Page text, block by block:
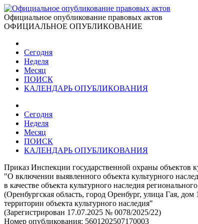
Официальное опубликование правовых актов
ОФИЦИАЛЬНОЕ ОПУБЛИКОВАНИЕ
Сегодня
Неделя
Месяц
ПОИСК
КАЛЕНДАРЬ ОПУБЛИКОВАНИЯ
Сегодня
Неделя
Месяц
ПОИСК
КАЛЕНДАРЬ ОПУБЛИКОВАНИЯ
Приказ Инспекции государственной охраны объектов
"О включении выявленного объекта культурного
в качестве объекта культурного наследия
(Оренбургская область, город Оренбург, улица Гая,
территории объекта культурного наследия"
(Зарегистрирован 17.07.2025 № 0078/2025/22)
Номер опубликования: 5601202507170003